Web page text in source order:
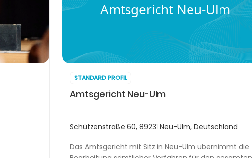
Amtsgericht Neu-Ulm
STANDARD PROFIL
Amtsgericht Neu-Ulm
Schützenstraße 60, 89231 Neu-Ulm, Deutschland
Das Amtsgericht mit Sitz in Neu-Ulm übernimmt die